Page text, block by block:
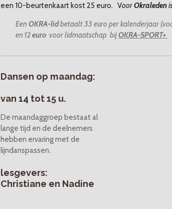
een 10-beurtenkaart kost 25 euro. VoorOkraleden
EenOKRA-lidbetaalt 33 euro per kalenderjaar
en 12euro voor lidmaatschap bijOKRA-SPORT+
Dansen op maandag:
van 14 tot 15 u.
De maandaggroep bestaat al
lange tijd en de deelnemers
hebben ervaring met de
lijndanspassen.
lesgevers:
Christiane en Nadine